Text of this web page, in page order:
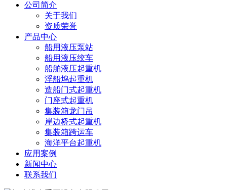
公司简介
关于我们
资质荣誉
产品中心
船用液压泵站
船用液压绞车
船舶液压起重机
浮船坞起重机
造船门式起重机
门座式起重机
集装箱龙门吊
岸边桥式起重机
集装箱跨运车
海洋平台起重机
应用案例
新闻中心
联系我们